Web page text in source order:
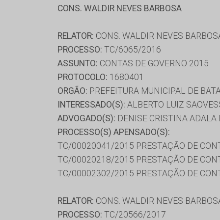
CONS. WALDIR NEVES BARBOSA
RELATOR: CONS. WALDIR NEVES
PROCESSO: TC/6065/2016
ASSUNTO: CONTAS DE GOVERNO 2015
PROTOCOLO: 1680401
ORGÃO: PREFEITURA MUNICIPAL DE
INTERESSADO(S): ALBERTO LUIZ
ADVOGADO(S): DENISE CRISTINA ADALA
PROCESSO(S) APENSADO(S):
TC/00020041/2015 PRESTAÇÃO DE
TC/00020218/2015 PRESTAÇÃO DE
TC/00002302/2015 PRESTAÇÃO DE
RELATOR: CONS. WALDIR NEVES
PROCESSO: TC/20566/2017